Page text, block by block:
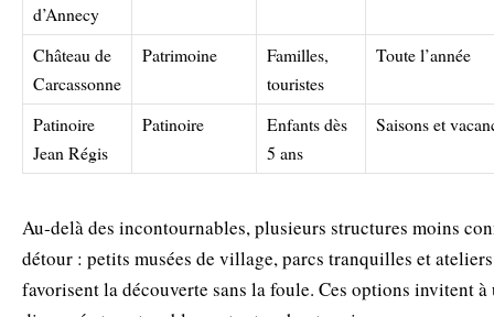
d’Annecy
Château de
Carcassonne
Patrimoine
Familles,
touristes
Toute l’année
Patinoire
Jean Régis
Patinoire
Enfants dès
5 ans
Saisons et
Au‑delà des incontournables, plusieurs structures moins
détour : petits musées de village, parcs tranquilles et
favorisent la découverte sans la foule. Ces options invitent